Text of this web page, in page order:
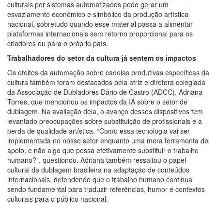
culturais por sistemas automatizados pode gerar um
esvaziamento econômico e simbólico da produção artística
nacional, sobretudo quando esse material passa a alimentar
plataformas internacionais sem retorno proporcional para os
criadores ou para o próprio país.
Trabalhadores do setor da cultura já sentem os impactos
Os efeitos da automação sobre cadeias produtivas específicas da
cultura também foram destacados pela atriz e diretora colegiada
da Associação de Dubladores Dário de Castro (ADCC), Adriana
Torres, que mencionou os impactos da IA sobre o setor de
dublagem. Na avaliação dela, o avanço desses dispositivos tem
levantado preocupações sobre substituição de profissionais e a
perda de qualidade artística. “Como essa tecnologia vai ser
implementada no nosso setor enquanto uma mera ferramenta de
apoio, e não algo que possa efetivamente substituir o trabalho
humano?”, questionou. Adriana também ressaltou o papel
cultural da dublagem brasileira na adaptação de conteúdos
internacionais, defendendo que o trabalho humano continua
sendo fundamental para traduzir referências, humor e contextos
culturais para o público nacional.